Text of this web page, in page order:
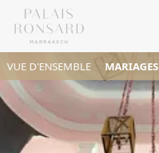
VUE D'ENSEMBLE MARIAGES